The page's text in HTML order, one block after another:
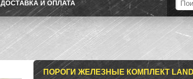
ДОСТАВКА И ОПЛАТА
ПОРОГИ ЖЕЛЕЗНЫЕ КОМПЛЕКТ LAND